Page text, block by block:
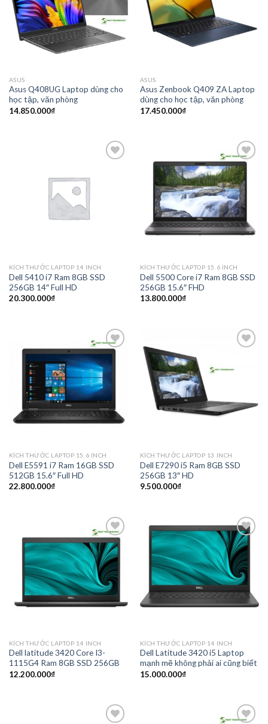
ASUS
Asus Q408UG Laptop dùng cho
học tập, văn phòng
14.850.000₫
ASUS
Asus Zenbook Q409 ZA Laptop
dùng cho học tập, văn phòng
17.450.000₫
KÍCH THƯỚC LAPTOP 14 INCH
Dell 5410 i7 Ram 8GB SSD
256GB 14″ Full HD
20.300.000₫
Add to
wishlist
KÍCH THƯỚC LAPTOP 15.6 INCH
Dell 5500 Core i7 Ram 8GB SSD
256GB 15.6″ FHD
13.800.000₫
Add to
wishlist
KÍCH THƯỚC LAPTOP 15.6 INCH
Dell E5591 i7 Ram 16GB SSD
512GB 15.6″ Full HD
22.800.000₫
KÍCH THƯỚC LAPTOP 13 INCH
Dell E7290 i5 Ram 8GB SSD
256GB 13″ HD
9.500.000₫
Add to
wishlist
KÍCH THƯỚC LAPTOP 14 INCH
Dell latitude 3420 Core I3-
1115G4 Ram 8GB SSD 256GB
12.200.000₫
Add to
wishlist
KÍCH THƯỚC LAPTOP 14 INCH
Dell Latitude 3420 i5 Laptop
mạnh mẽ không phải ai cũng biết
15.000.000₫